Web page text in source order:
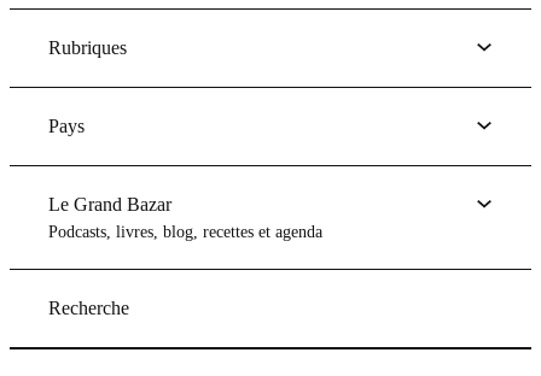
Rubriques
Pays
Le Grand Bazar
Podcasts, livres, blog, recettes et agenda
Recherche